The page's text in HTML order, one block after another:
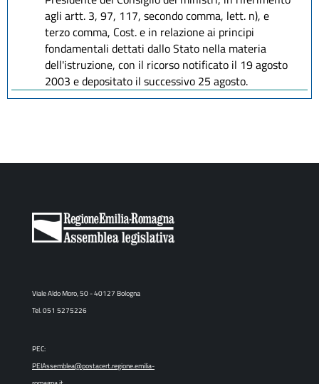
agli artt. 3, 97, 117, secondo comma, lett. n), e
terzo comma, Cost. e in relazione ai principi
fondamentali dettati dallo Stato nella materia
dell'istruzione, con il ricorso notificato il 19 agosto
2003 e depositato il successivo 25 agosto.
Viale Aldo Moro, 50 - 40127 Bologna
Tel. 051 5275226
PEC:
PEIAssemblea@postacert.regione.emilia-